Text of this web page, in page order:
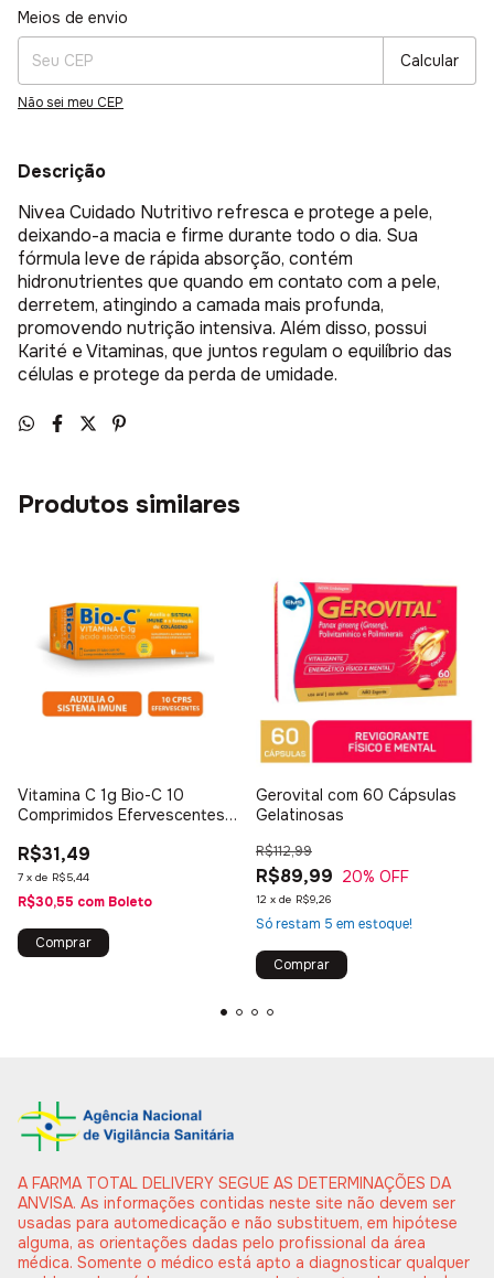
Entregas para o CEP:
Meios de envio
Calcular
Não sei meu CEP
Descrição
Nivea Cuidado Nutritivo refresca e protege a pele,
deixando-a macia e firme durante todo o dia. Sua
fórmula leve de rápida absorção, contém
hidronutrientes que quando em contato com a pele,
derretem, atingindo a camada mais profunda,
promovendo nutrição intensiva. Além disso, possui
Karité e Vitaminas, que juntos regulam o equilíbrio das
células e protege da perda de umidade.
Produtos similares
Vitamina C 1g Bio-C 10
Comprimidos Efervescentes
R$31,49
7 x de R$5,44
R$30,55 com Boleto
Gerovital com 60 Cápsulas
Gelatinosas
R$89,99
R$112,99
20% OFF
12 x de R$9,26
Só restam 5 em estoque!
A FARMA TOTAL DELIVERY SEGUE AS DETERMINAÇÕES DA
ANVISA. As informações contidas neste site não devem ser
usadas para automedicação e não substituem, em hipótese
alguma, as orientações dadas pelo profissional da área
médica. Somente o médico está apto a diagnosticar qualquer